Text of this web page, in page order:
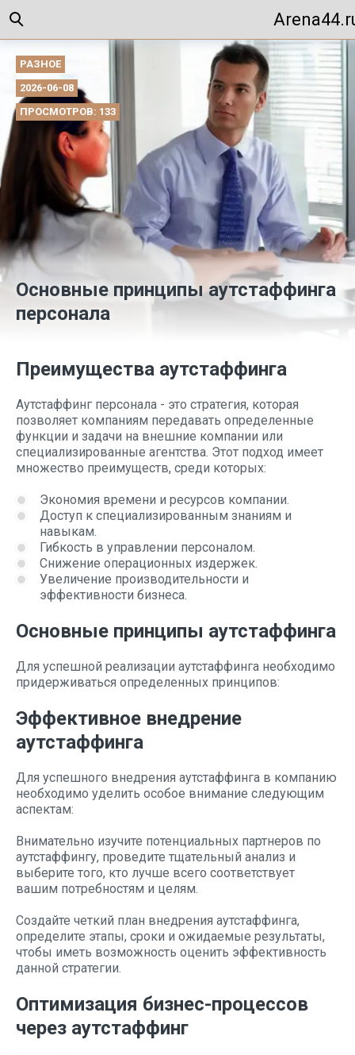
РАЗНОЕ
2026-06-08
ПРОСМОТРОВ: 133
Основные принципы аутстаффинга
персонала
Преимущества аутстаффинга
Аутстаффинг персонала - это стратегия, которая
позволяет компаниям передавать определенные
функции и задачи на внешние компании или
специализированные агентства. Этот подход имеет
множество преимуществ, среди которых:
Экономия времени и ресурсов компании.
Доступ к специализированным знаниям и
навыкам.
Гибкость в управлении персоналом.
Снижение операционных издержек.
Увеличение производительности и
эффективности бизнеса.
Основные принципы аутстаффинга
Для успешной реализации аутстаффинга необходимо
придерживаться определенных принципов:
Эффективное внедрение
аутстаффинга
Для успешного внедрения аутстаффинга в компанию
необходимо уделить особое внимание следующим
аспектам:
Внимательно изучите потенциальных партнеров по
аутстаффингу, проведите тщательный анализ и
выберите того, кто лучше всего соответствует
вашим потребностям и целям.
Создайте четкий план внедрения аутстаффинга,
определите этапы, сроки и ожидаемые результаты,
чтобы иметь возможность оценить эффективность
данной стратегии.
Оптимизация бизнес-процессов
через аутстаффинг